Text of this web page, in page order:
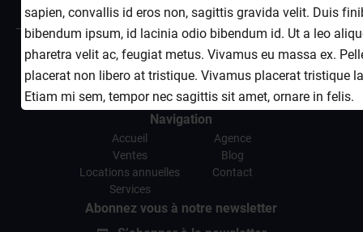
sapien, convallis id eros non, sagittis gravida velit. Duis
bibendum ipsum, id lacinia odio bibendum id. Ut a leo
pharetra velit ac, feugiat metus. Vivamus eu massa ex.
placerat non libero at tristique. Vivamus placerat tristique
Etiam mi sem, tempor nec sagittis sit amet, ornare in felis.
cmproperties@orange.fr
Informations legales
Mentions légales
Honoraires
Navigation
Accueil
Ventes
Locations annuelles
Services
Agence
Blog
Contact
Abonnez vous à notre newsletter